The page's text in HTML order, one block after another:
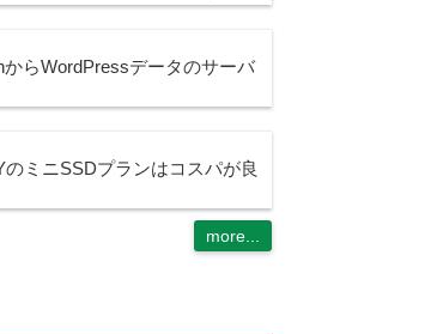
からWordPressデータのサーバ
のミニSSDプランはコスパが良
more...